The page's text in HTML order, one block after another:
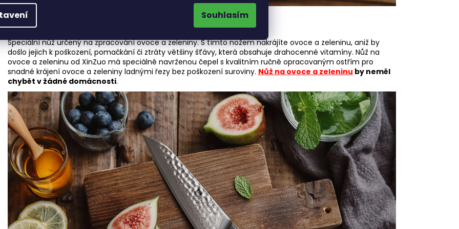
Souhlasím
Nůž na ovoce a zeleninu od XinZuo
Speciální nůž určený na zpracování ovoce a zeleniny. S tímto nožem nakrájíte ovoce a zeleninu, aniž by
došlo jejich k poškození, pomačkání či ztráty většiny šťávy, která obsahuje drahocenné vitamíny. Nůž na
ovoce a zeleninu od XinZuo má speciálně navrženou čepel s kvalitním ručně opracovaným ostřím pro
snadné krájení ovoce a zeleniny ladnými řezy bez poškození suroviny. Nůž na ovoce a zeleninu by neměl
chybět v žádné domácnosti.